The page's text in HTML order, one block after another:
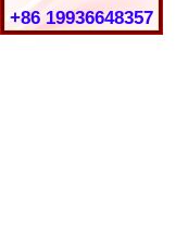
+86 19936648357